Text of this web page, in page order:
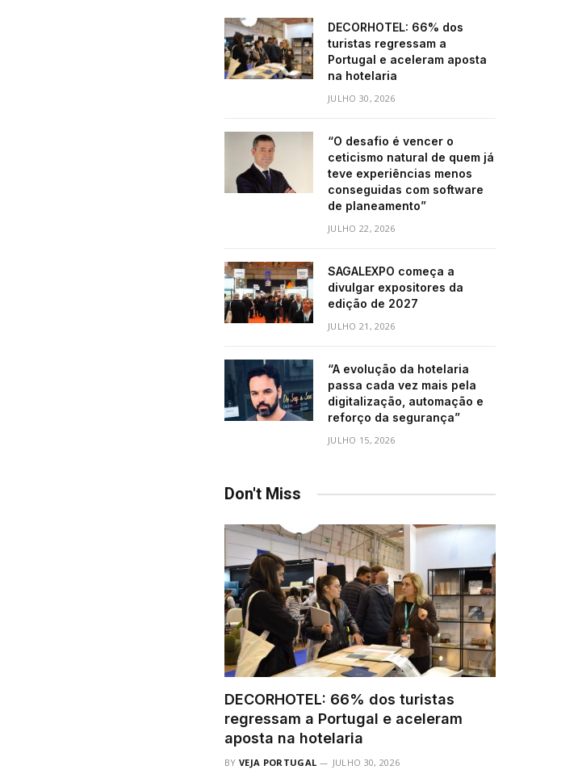
DECORHOTEL: 66% dos
turistas regressam a
Portugal e aceleram aposta
na hotelaria
JULHO 30, 2026
“O desafio é vencer o
ceticismo natural de quem já
teve experiências menos
conseguidas com software
de planeamento”
JULHO 22, 2026
SAGALEXPO começa a
divulgar expositores da
edição de 2027
JULHO 21, 2026
“A evolução da hotelaria
passa cada vez mais pela
digitalização, automação e
reforço da segurança”
JULHO 15, 2026
Don't Miss
DECORHOTEL: 66% dos turistas
regressam a Portugal e aceleram
aposta na hotelaria
BY VEJA PORTUGAL JULHO 30, 2026